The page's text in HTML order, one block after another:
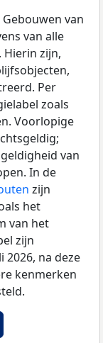
van
van alle
Hierin zijn,
Per
zoals
Voorlopige
van
In de
zijn
het
van het
zijn
2026, na deze
kenmerken